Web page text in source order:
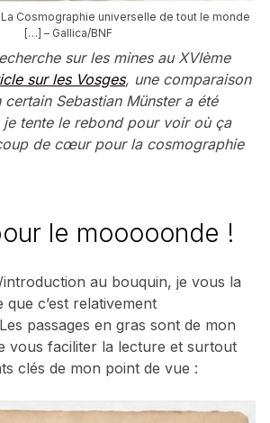
La Cosmographie universelle de tout le monde
[…] – Gallica/BNF
sur les mines au XVIème
sur les Vosges, une comparaison
certain Sebastian Münster a été
tente le rebond pour voir où ça
de cœur pour la cosmographie
le mooooonde !
au bouquin, je vous la
que c’est relativement
passages en gras sont de mon
vous faciliter la lecture et surtout
clés de mon point de vue :